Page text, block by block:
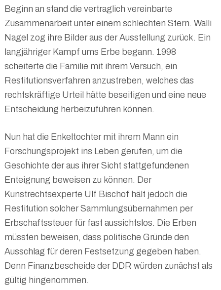
Beginn an stand die vertraglich vereinbarte
Zusammenarbeit unter einem schlechten Stern. Walli
Nagel zog ihre Bilder aus der Ausstellung zurück. Ein
langjähriger Kampf ums Erbe begann. 1998
scheiterte die Familie mit ihrem Versuch, ein
Restitutionsverfahren anzustreben, welches das
rechtskräftige Urteil hätte beseitigen und eine neue
Entscheidung herbeizuführen können.
Nun hat die Enkeltochter mit ihrem Mann ein
Forschungsprojekt ins Leben gerufen, um die
Geschichte der aus ihrer Sicht stattgefundenen
Enteignung beweisen zu können. Der
Kunstrechtsexperte Ulf Bischof hält jedoch die
Restitution solcher Sammlungsübernahmen per
Erbschaftssteuer für fast aussichtslos. Die Erben
müssten beweisen, dass politische Gründe den
Ausschlag für deren Festsetzung gegeben haben.
Denn Finanzbescheide der DDR würden zunächst als
gültig hingenommen.